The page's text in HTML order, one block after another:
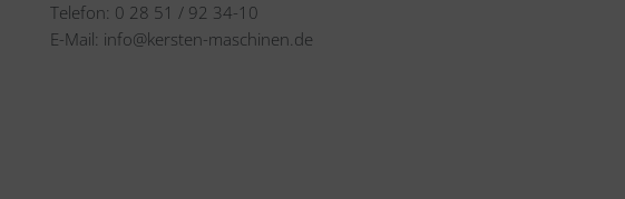
Telefon: 0 28 51 / 92 34-10
E-Mail: info@kersten-maschinen.de